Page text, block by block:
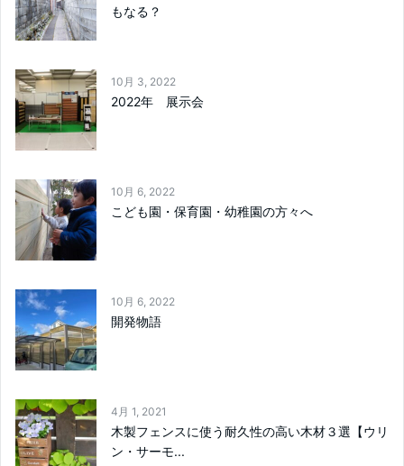
もなる？
10月 3, 2022
2022年 展示会
10月 6, 2022
こども園・保育園・幼稚園の方々へ
10月 6, 2022
開発物語
4月 1, 2021
木製フェンスに使う耐久性の高い木材３選【ウリ
ン・サーモ...